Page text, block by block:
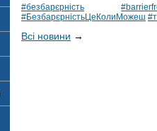
#безбарєрність
#БезбарєрністьЦеКолиМожеш
Всі новини →